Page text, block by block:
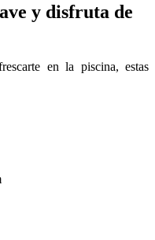
y disfruta de
en la piscina, estas